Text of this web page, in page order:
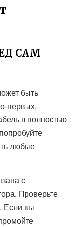
САМ
быть
первых,
в полностью
любые
с
Проверьте
Если вы